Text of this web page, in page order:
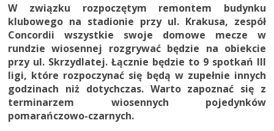
W związku rozpoczętym remontem budynku
klubowego na stadionie przy ul. Krakusa, zespół
Concordii wszystkie swoje domowe mecze w
rundzie wiosennej rozgrywać będzie na obiekcie
przy ul. Skrzydlatej. Łącznie będzie to 9 spotkań III
ligi, które rozpoczynać się będą w zupełnie innych
godzinach niż dotychczas. Warto zapoznać się z
terminarzem wiosennych pojedynków
pomarańczowo-czarnych.